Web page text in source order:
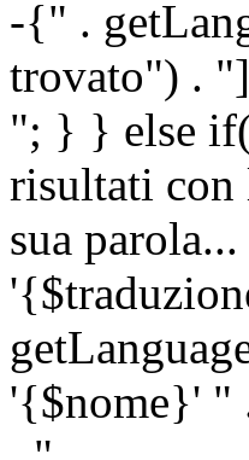
-{" .
trovato") .
"; } } else
risultati con
sua
'{$nome}' "